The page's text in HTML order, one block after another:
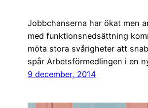
Jobbchanserna har ökat men
med funktionsnedsättning
möta stora svårigheter att
spår Arbetsförmedlingen i en
9 december, 2014